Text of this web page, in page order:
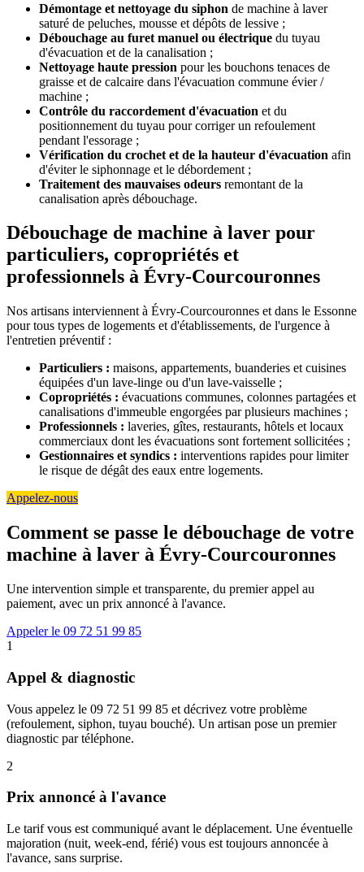
Démontage et nettoyage du siphon de machine à laver
saturé de peluches, mousse et dépôts de lessive ;
Débouchage au furet manuel ou électrique du tuyau
d'évacuation et de la canalisation ;
Nettoyage haute pression pour les bouchons tenaces de
graisse et de calcaire dans l'évacuation commune évier /
machine ;
Contrôle du raccordement d'évacuation et du
positionnement du tuyau pour corriger un refoulement
pendant l'essorage ;
Vérification du crochet et de la hauteur d'évacuation afin
d'éviter le siphonnage et le débordement ;
Traitement des mauvaises odeurs remontant de la
canalisation après débouchage.
Débouchage de machine à laver pour
particuliers, copropriétés et
professionnels à Évry-Courcouronnes
Nos artisans interviennent à Évry-Courcouronnes et dans le Essonne
pour tous types de logements et d'établissements, de l'urgence à
l'entretien préventif :
Particuliers : maisons, appartements, buanderies et cuisines
équipées d'un lave-linge ou d'un lave-vaisselle ;
Copropriétés : évacuations communes, colonnes partagées et
canalisations d'immeuble engorgées par plusieurs machines ;
Professionnels : laveries, gîtes, restaurants, hôtels et locaux
commerciaux dont les évacuations sont fortement sollicitées ;
Gestionnaires et syndics : interventions rapides pour limiter
le risque de dégât des eaux entre logements.
Appelez-nous
Comment se passe le débouchage de votre
machine à laver à Évry-Courcouronnes
Une intervention simple et transparente, du premier appel au
paiement, avec un prix annoncé à l'avance.
Appeler le 09 72 51 99 85
1
Appel & diagnostic
Vous appelez le 09 72 51 99 85 et décrivez votre problème
(refoulement, siphon, tuyau bouché). Un artisan pose un premier
diagnostic par téléphone.
2
Prix annoncé à l'avance
Le tarif vous est communiqué avant le déplacement. Une éventuelle
majoration (nuit, week-end, férié) vous est toujours annoncée à
l'avance, sans surprise.